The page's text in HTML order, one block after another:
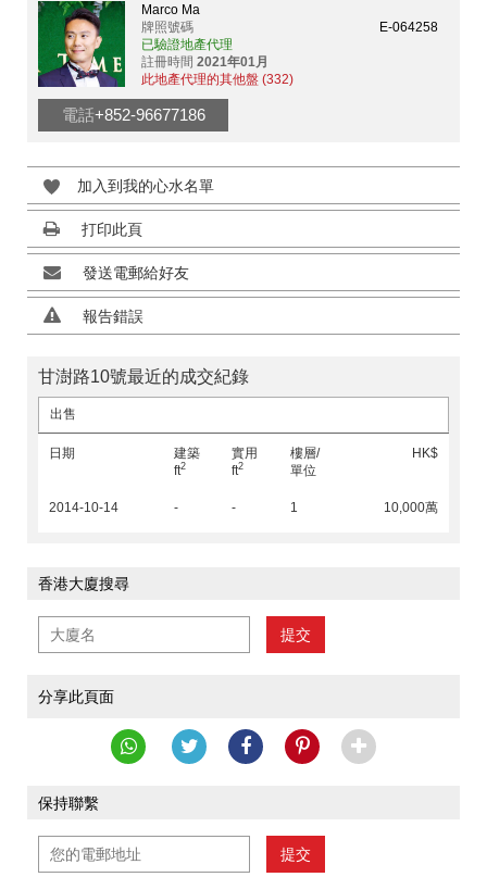
Marco Ma
牌照號碼
E-064258
已驗證地產代理
註冊時間 2021年01月
此地產代理的其他盤 (332)
電話+852-96677186
加入到我的心水名單
打印此頁
發送電郵給好友
報告錯誤
甘澍路10號最近的成交紀錄
出售
日期
建築
ft2
實用
ft2
樓層/
單位
HK$
2014-10-14 - - 1 10,000萬
香港大廈搜尋
提交
分享此頁面
保持聯繫
提交